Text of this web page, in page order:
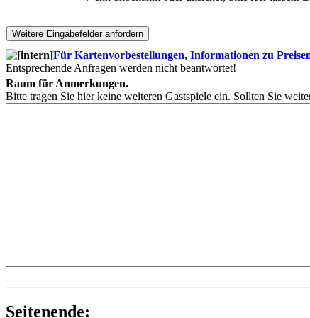
Für Kartenvorbestellungen, Informationen zu
Entsprechende Anfragen werden nicht beantwortet!
Raum für Anmerkungen.
Bitte tragen Sie hier keine weiteren Gastspiele ein. Sollten Sie
Seitenende: